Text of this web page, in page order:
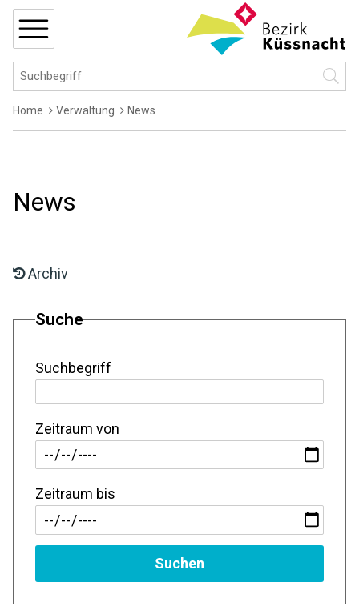
Navigieren in Küssnacht
Schnellnavigation
Hauptnavigation
Suchbegriff
Breadcrumb
Home Verwaltung News
News
Archiv
Suche
Suchbegriff
Zeitraum von
Zeitraum bis
Suchen